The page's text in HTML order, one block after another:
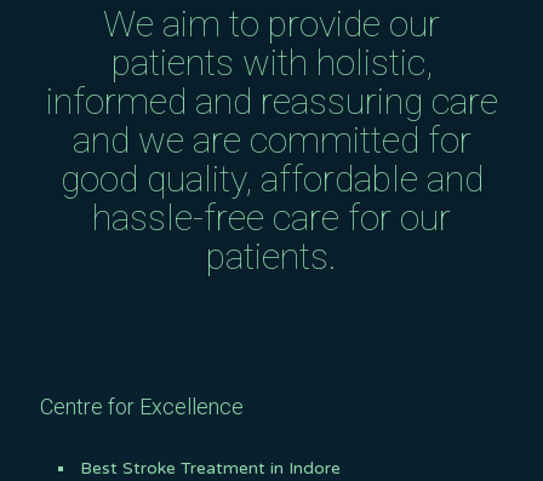
We aim to provide our
patients with holistic,
informed and reassuring care
and we are committed for
good quality, affordable and
hassle-free care for our
patients.
Centre for Excellence
Best Stroke Treatment in Indore